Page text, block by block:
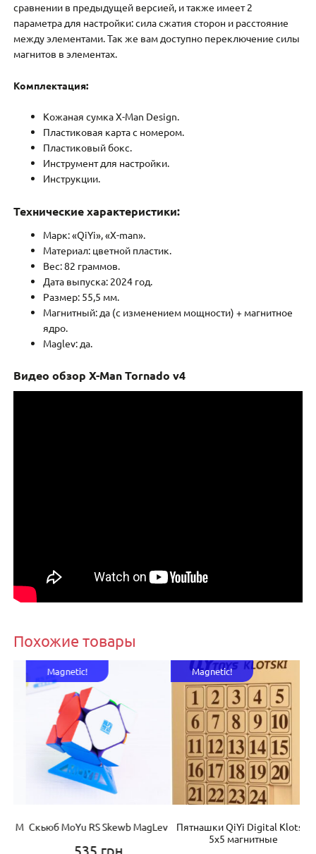
сравнении в предыдущей версией, и также имеет 2
параметра для настройки: сила сжатия сторон и расстояние
между элементами. Так же вам доступно переключение силы
магнитов в элементах.
Комплектация:
Кожаная сумка X-Man Design.
Пластиковая карта с номером.
Пластиковый бокс.
Инструмент для настройки.
Инструкции.
Технические характеристики:
Марк: «QiYi», «X-man».
Материал: цветной пластик.
Вес: 82 граммов.
Дата выпуска: 2024 год.
Размер: 55,5 мм.
Магнитный: да (с изменением мощности) + магнитное
ядро.
Maglev: да.
Видео обзор X-Man Tornado v4
Похожие товары
Скьюб MoYu RS Skewb MagLev
535грн
Magnetic!
Пятнашки QiYi Digital Klotski
5х5 магнитные
Magnetic!